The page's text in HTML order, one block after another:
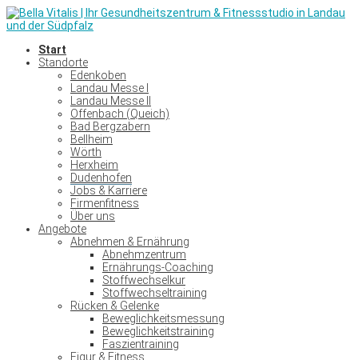
Start
Standorte
Edenkoben
Landau Messe I
Landau Messe II
Offenbach (Queich)
Bad Bergzabern
Bellheim
Wörth
Herxheim
Dudenhofen
Jobs & Karriere
Firmenfitness
Über uns
Angebote
Abnehmen & Ernährung
Abnehmzentrum
Ernährungs-Coaching
Stoffwechselkur
Stoffwechseltraining
Rücken & Gelenke
Beweglichkeitsmessung
Beweglichkeitstraining
Faszientraining
Figur & Fitness